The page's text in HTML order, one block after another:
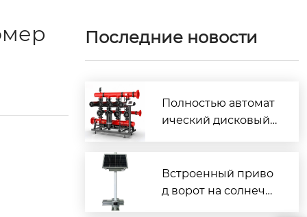
Последние новости
Полностью автомат
ический дисковый
Встроенный приво
д ворот на солнечн